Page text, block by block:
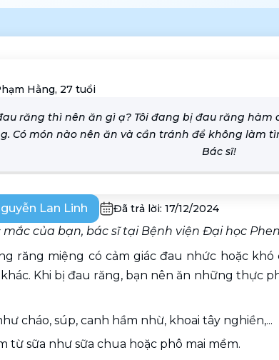
Hằng, 27 tuổi
răng thì nên ăn gì ạ? Tôi đang bị đau răng
Có món nào nên ăn và cần tránh để không làm
Bác sĩ!
Lan Linh Đã trả lời: 17/12/2024
mắc của bạn, bác sĩ tại Bệnh viện Đại học
răng miệng có cảm giác đau nhức hoặc
Khi bị đau răng, bạn nên ăn những thực
cháo, súp, canh hầm nhừ, khoai tây nghiền,...
từ sữa như sữa chua hoặc phô mai mềm.